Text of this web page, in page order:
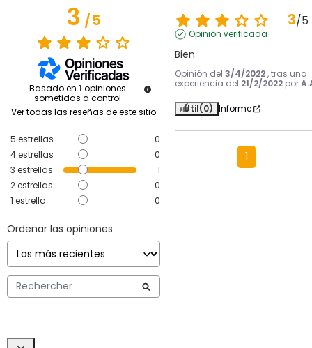
3/5
Basado en 1 opiniones
sometidas a control
Ver todas las reseñas de este sitio
5 estrellas
0
4estrellas
0
3 estrellas
1
2estrellas
0
1 estrella 0
Ordenar las opiniones
3/5
Opinión verificada
Bien
Opinión del 3/4/2022 , tras una
experiencia del 21/2/2022 por
Útil(0) Informe
1